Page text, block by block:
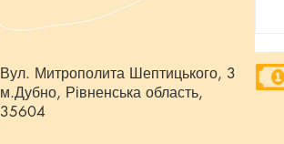
Вул. Митрополита Шептицького, 3
м.Дубно, Рівненська область,
35604